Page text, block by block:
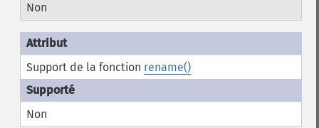
Non
Support de la fonction rename()
Non